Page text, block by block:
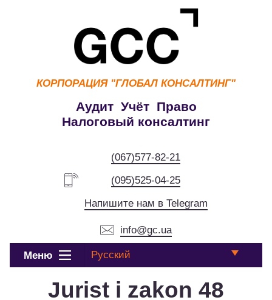
КОРПОРАЦИЯ "ГЛОБАЛ КОНСАЛТИНГ"
Аудит Учёт Право
Налоговый консалтинг
(067)577-82-21
(095)525-04-25
Напишите нам в Telegram
info@gc.ua
Меню Русский
Jurist i zakon 48